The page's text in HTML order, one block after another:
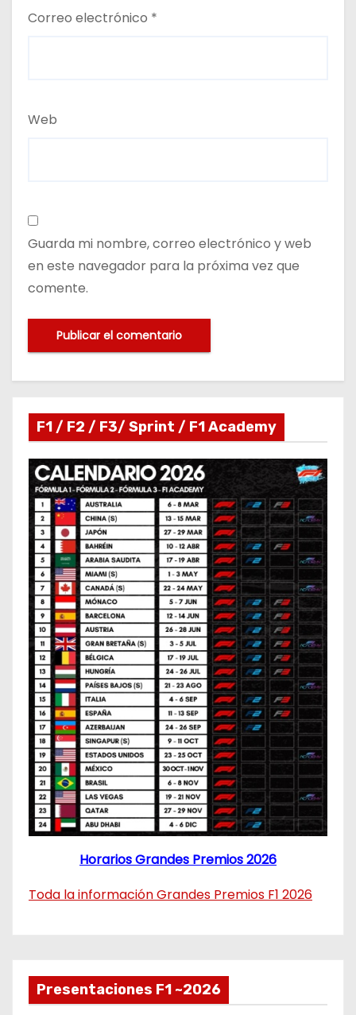
Correo electrónico *
Web
Guarda mi nombre, correo electrónico y web
en este navegador para la próxima vez que
comente.
F1 / F2 / F3/ Sprint / F1 Academy
Horarios Grandes Premios 2026
Toda la información Grandes Premios F1 2026
Presentaciones F1 ~2026